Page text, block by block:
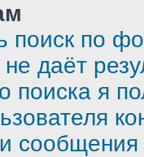
поиск по
даёт
поиска я